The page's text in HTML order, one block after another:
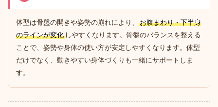
体型は骨盤の開きや姿勢の崩れにより、
お腹まわり・下半身
のラインが変化 しやすくなります。骨盤のバランスを整える
ことで、姿勢や身体の使い方が安定しやすくなります。体型
だけでなく、動きやすい身体づくりも一緒にサポートしま
す。